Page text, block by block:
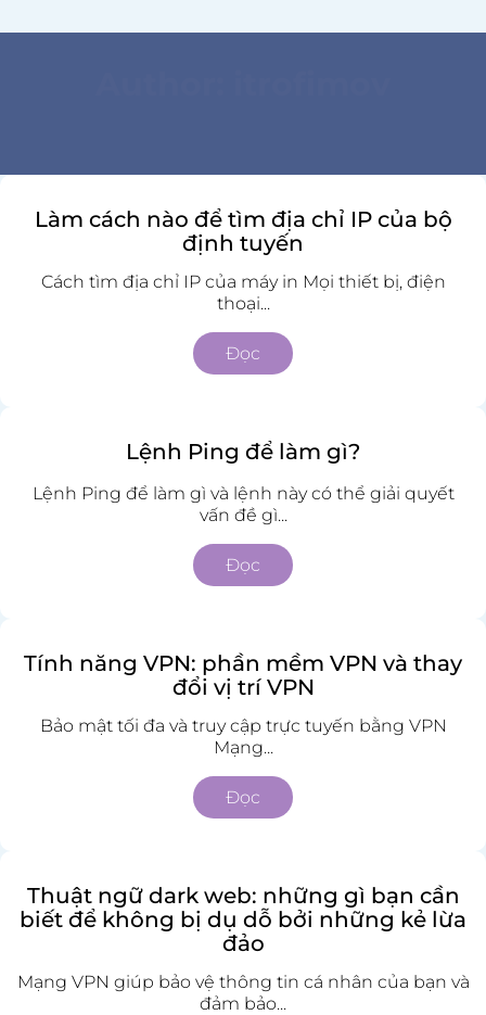
Làm cách nào để tìm địa chỉ IP của bộ
định tuyến
Cách tìm địa chỉ IP của máy in Mọi thiết bị, điện
thoại...
Đọc
Lệnh Ping để làm gì?
Lệnh Ping để làm gì và lệnh này có thể giải quyết
vấn đề gì...
Đọc
Tính năng VPN: phần mềm VPN và thay
đổi vị trí VPN
Bảo mật tối đa và truy cập trực tuyến bằng VPN
Mạng...
Đọc
Thuật ngữ dark web: những gì bạn cần
biết để không bị dụ dỗ bởi những kẻ lừa
đảo
Mạng VPN giúp bảo vệ thông tin cá nhân của bạn và
đảm bảo...